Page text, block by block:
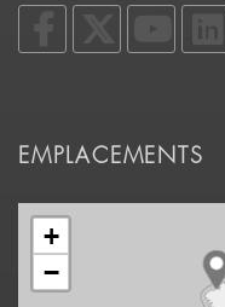
EMPLACEMENTS
+
−